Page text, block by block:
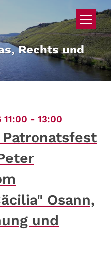
Rechts und
- 13:00
Patronatsfest
Osann,
und